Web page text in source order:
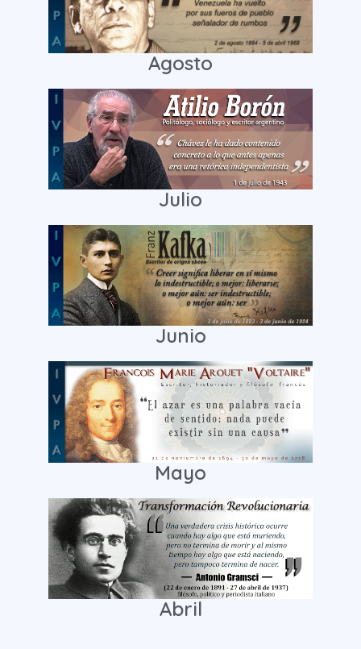
Agosto
Julio
Junio
Mayo
Abril